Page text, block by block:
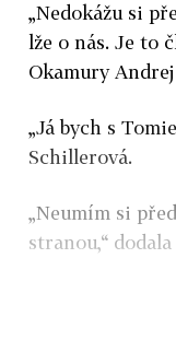
„Nedokážu si
lže o nás. Je to
Okamury Andrej
„Já bych s
Schillerová.
„Neumím si
stranou,“